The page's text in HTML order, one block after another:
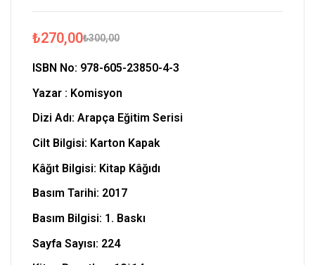
₺300,00
₺270,00
ISBN No: 978-605-23850-4-3
Yazar : Komisyon
Dizi Adı: Arapça Eğitim Serisi
Cilt Bilgisi: Karton Kapak
Kâğıt Bilgisi: Kitap Kâğıdı
Basım Tarihi: 2017
Basım Bilgisi: 1. Baskı
Sayfa Sayısı: 224